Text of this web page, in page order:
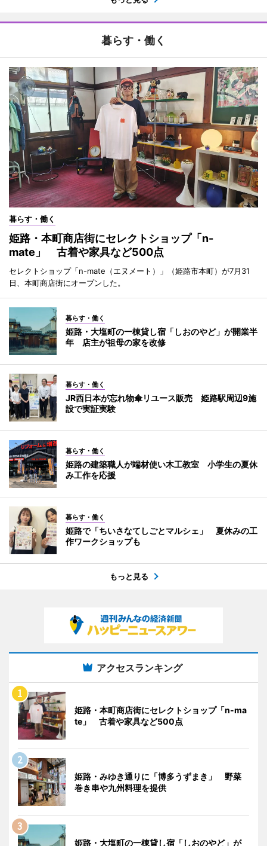
暮らす・働く
暮らす・働く
姫路・本町商店街にセレクトショップ「n-
mate」 古着や家具など500点
セレクトショップ「n-mate（エヌメート）」（姫路市本町）が7月31
日、本町商店街にオープンした。
暮らす・働く
姫路・大塩町の一棟貸し宿「しおのやど」が開業半
年 店主が祖母の家を改修
暮らす・働く
JR西日本が忘れ物傘リユース販売 姫路駅周辺9施
設で実証実験
暮らす・働く
姫路の建築職人が端材使い木工教室 小学生の夏休
み工作を応援
暮らす・働く
姫路で「ちいさなてしごとマルシェ」 夏休みの工
作ワークショップも
もっと見る
アクセスランキング
姫路・本町商店街にセレクトショップ「n-ma
te」 古着や家具など500点
姫路・みゆき通りに「博多うずまき」 野菜
巻き串や九州料理を提供
姫路・大塩町の一棟貸し宿「しおのやど」が